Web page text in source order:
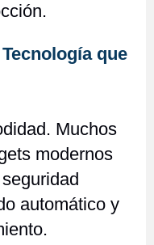
que
Muchos
modernos
automático y